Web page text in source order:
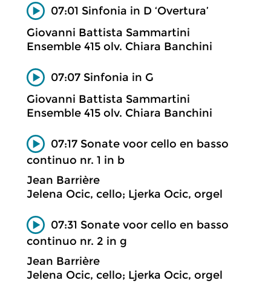
07:01 Sinfonia in D ‘Overtura’
Giovanni Battista Sammartini
Ensemble 415 olv. Chiara Banchini
07:07 Sinfonia in G
Giovanni Battista Sammartini
Ensemble 415 olv. Chiara Banchini
07:17 Sonate voor cello en basso
continuo nr. 1 in b
Jean Barrière
Jelena Ocic, cello; Ljerka Ocic, orgel
07:31 Sonate voor cello en basso
continuo nr. 2 in g
Jean Barrière
Jelena Ocic, cello; Ljerka Ocic, orgel